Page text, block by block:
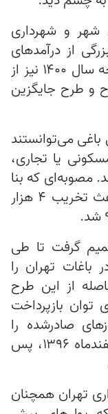
شهر و شهرداری
از درآمدهای
حاصله از محل قطع درختان در بودجه سال ۱۴۰۰ نیز از
و طرح جایگزین
باغی می‌توانستند
یا تجاری،
مصوبه‌ای که بنا
بر گزارش خبرگزاری قوه قضاییه، باعث تخریب ۴ هزار
گرفت تا طی
تهران را
از این طرح
توان بازپرداخت
صادرشده را
نداشت. این مصوبه سرانجام در اسفندماه ۱۳۹۶، پس
تهران همچنان